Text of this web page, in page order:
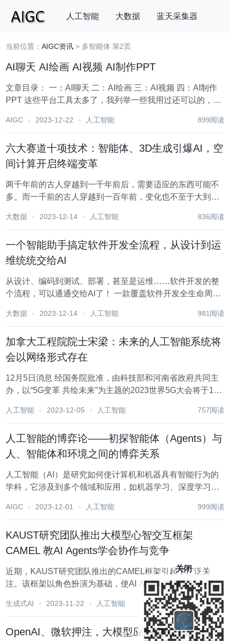
人工智能 大数据 蓝天采集器
搜索
当前位置：AIGC资讯 > 多智能体 第2页
AI聊天 AI绘画 AI视频 AI制作PPT
文章目录： 一：AI聊天 二：AI绘画 三：AI视频 四：AI制作
PPT 这些平台工具太多了，我列举一些我用过还可以的，如
上去！ 这里主要放一些国内我感觉好用的，国外或者更多请
AIGC 2023-12-22 人工智能 899阅读
六大赛道十项技术：智能体、3D生成引爆AI，空
间计算开启终端变革
两千年前的古人穿越到一千年前后，需要适应的东西可能不
多。而一千前的古人穿越到一百年前，变化也不至于大到难
人“冬眠”10年、20年，面对的现实世界的变化，恐怕会是天
大数据 2023-12-14 人工智能 836阅读
一个智能助手搞定软件开发全流程，从设计到运
维统统交给AI
从设计、编码到测试、部署，甚至是运维……软件开发的整
个流程，可以通通交给AI了！ 一款覆盖软件开发全生命周期
智能化。 这款AI助手专门针对开发领域设计，避免了通用大
大数据 2023-12-14 人工智能 981阅读
加拿大工程院院士宋梁：未来的人工智能系统将
会以网络形式存在
12月5日消息 经国务院批准，由科技部和河南省政府共同主
办，以“5G变革 共绘未来”为主题的2023世界5G大会将于12
绕“强基韧链与引领带动”、“赋能产业高质量发展”，2023世界
人工智能 2023-12-05 人工智能 757阅读
人工智能的博弈论——初探智能体（Agents）与
人、智能体和环境之间的博弈关系
人工智能（AI）是研究如何使计算机和机器具有智能行为的
学科，它涉及到多个领域和应用，如机器学习、深度学习、
能的发展和应用，不仅给人类带来了便利和效率，也带来了
AIGC 2023-12-01 人工智能 999阅读
KAUST研究团队推出大模型心智交互框架
CAMEL 教AI Agents学会协作与竞争
近期，KAUST研究团队推出的CAMEL框架引起了广泛关
注。该框架以角色扮演为基础，使AI Agents在复杂任务中能
够协作和竞争，产生惊人的群体智能效果。NeurIPS2023录
用的这一项目探索了大型语言模型（LLMs）领域的新方向。
生成式AI 2023-11-22 人工智能 930阅读
OpenAI、微软押注，大模型应用的尽头是AI
关闭